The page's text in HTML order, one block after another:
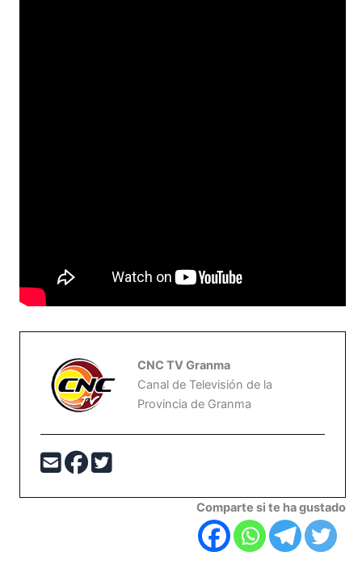
CNC TV Granma
Canal de Televisión de la
Provincia de Granma
Comparte si te ha gustado